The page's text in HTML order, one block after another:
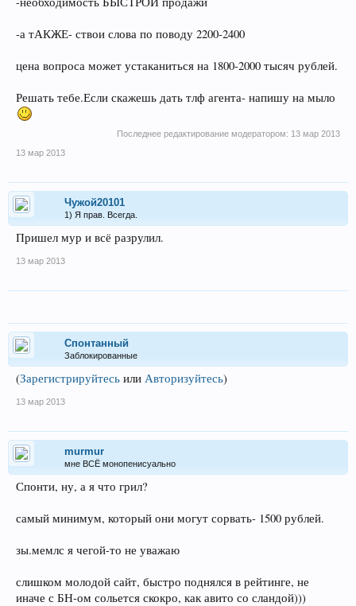
-а тАКЖЕ- ствои слова по поводу 2200-2400
цена вопроса может устаканиться на 1800-2000 тысяч рублей.
Решать тебе.Если скажешь дать тлф агента- напишу на мыло
Последнее редактирование модератором: 13 мар 2013
13 мар 2013
Чужой20101
1) Я прав. Всегда.
Пришел мур и всё разрулил.
13 мар 2013
Спонтанный
Заблокированные
(Зарегистрируйтесь или Авторизуйтесь)
13 мар 2013
murmur
мне ВСЁ монопенисуально
Спонти, ну, а я что грил?
самый минимум, который они могут сорвать- 1500 рублей.
зы.мемлс я чегой-то не уважаю
слишком молодой сайт, быстро поднялся в рейтинге, не
иначе с БН-ом сольется скокро, как авито со сландой)))